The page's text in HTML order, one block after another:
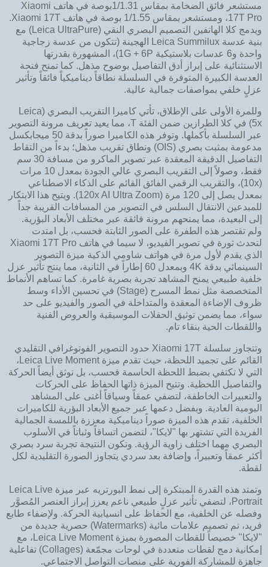
مستشعر فائق الضخامة بمقاس 1/1.31بوصة في هاتف Xiaomi
17T Pro، ومستشعر بمقاس 1/1.55 بوصة في هاتف Xiaomi 17T.
ويدمج كلا الهاتفين التصميم البصري النقي (Leica UltraPure) مع
بنية عدسة Leica Summilux الهجينة (تتكون من عدسة زجاجية
واحدة و6 عدسات بلاستيكية 1G + 6P)، المشهورة بقدرتها
الاستثنائية على إبراز أدق التفاصيل بوضوح مذهل. كما تمنح فتحة
العدسة الكبيرة المتوفرة في السلسلة نطاقاً ديناميكياً فائقاً وتأثير
عزلٍ خلفي بمواصفات جمالية عالية.
وللمرة الأولى على الإطلاق، تأتي كاميرا التقريب البصري (Leica
5x) في كلا الطرازين ضمن الفئة T، مما يعيد تعريف مرونة التصوير
عبر السلسلة بأكملها. وتوفر هذه الكاميرا صوراً بدقة 50 ميجابكسل
مدعومة بمثبت بصري (OIS) ونطاق تقريب مذهل؛ بدءاً من التقاط
التفاصيل الدقيقة المعقدة عبر تصوير الماكرو من مسافة 30 سم
فقط، وصولاً إلى التقريب البصري عالي الجودة بمعدل 10 مرات
(10x)، والتقريب الرقمي الفائق القائم على الذكاء الاصطناعي
بمعدل يصل إلى 120 مرة (120x AI Ultra Zoom). ويتيح هذا الابتكار
للمبدعين الانتقال السلس في التصوير من المسافات القريبة جداً
إلى البعيدة، مما يمنحهم مرونة فائقة عبر مختلف الأبعاد البؤرية.
ولم تقتصر هذه الطفرة على الصور الثابتة فحسب، بل امتدت
لتحدث ثورة في تصوير الفيديو، لا سيما في هاتف Xiaomi 17T Pro
الذي يقدم لأول مرة في هواتف شاومي الذكية ميزة التصوير
السينمائي بدقة 4K وبمعدل 60 إطاراً في الثانية، مما ينتج تأثير عزل
خلفية طبيعي يمنح المشاهد تجربة بصرية غامرة. كما تساهم الأنماط
المتخصصة مثل نمط المسرح (Stage) في تحسين الأداء وسط
ظروف الإضاءة المعقدة والمتداخلة في الصور والفيديو على حد
سواء، مما يضمن توثيق الحفلات الموسيقية والعروض الفنية
واللقطات الحية بنقاء تام.
وتتجاوز سلسلة Xiaomi 17T حدود التصوير الفوتوغرافي التقليدي
القائم على تجميد اللحظة، حيث تقدم ميزة Leica Live Moment،
التي لا تكتفي بضبط اللحظة الحاسمة فحسب، بل توثق أيضاً الحركة
والتفاصيل اللحظية. وتتيح الميزة ذاتها الحفاظ على الحركات
والتعبيرات الخاطفة، لتضفي عمقاً وسياقاً أغنى على المشاهد
اليومية العادية. وبفضل دعمها عبر جميع الأبعاد البؤرية للكاميرات
الخلفية، تقدم هذه الميزة صوراً ديناميكية معززة باللمسة الجمالية
الفريدة التي تشتهر بها "لايكا"، لتضمن اتساقاً وثباتاً في الأسلوب
البصري مهما اختلف زاوية الرؤية. وتكون النتيجة تجربة سرد بصري
أكثر عمقاً وتعبيراً، وإضافة بعد سردي يتجاوز الصورة التقليدية لكل
لقطة.
وتمتد هذه القدرة المبتكرة إلى نمط البورتريه عبر ميزة Leica Live
Portrait، لتضفي تأثير عزلٍ طبيعي ناعم يعزز إبراز العنصر المُصوَّر
وفصله عن الخلفية، مع الحفاظ على انسيابية الحركة. ولإضفاء طابع
فريد، تم تصميم علامات مائية (Watermarks) حصرية جديدة من
"لايكا" خصيصاً للقطات المصورة بميزة Leica Live Moment، مع
إمكانية دمج لقطات متعددة في لوحات مجمّعة (Collages) تفاعلية
جاهزة للمشاركة الفورية على منصات التواصل الاجتماعي.